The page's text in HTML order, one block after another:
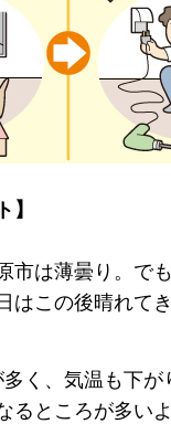
】
市は薄曇り。で
はこの後晴れて
く、気温も下
るところが多い